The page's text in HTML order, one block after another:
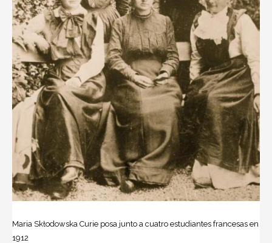
Maria Skłodowska Curie posa junto a cuatro estudiantes francesas en
1912